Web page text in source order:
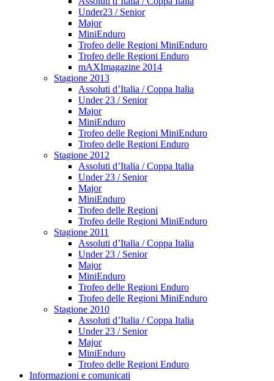
Under23 / Senior
Major
MiniEnduro
Trofeo delle Regioni MiniEnduro
Trofeo delle Regioni Enduro
mAXImagazine 2014
Stagione 2013
Assoluti d’Italia / Coppa Italia
Under 23 / Senior
Major
MiniEnduro
Trofeo delle Regioni MiniEnduro
Trofeo delle Regioni Enduro
Stagione 2012
Assoluti d’Italia / Coppa Italia
Under 23 / Senior
Major
MiniEnduro
Trofeo delle Regioni
Trofeo delle Regioni MiniEnduro
Stagione 2011
Assoluti d’Italia / Coppa Italia
Under 23 / Senior
Major
MiniEnduro
Trofeo delle Regioni Enduro
Trofeo delle Regioni MiniEnduro
Stagione 2010
Assoluti d’Italia / Coppa Italia
Under 23 / Senior
Major
MiniEnduro
Trofeo delle Regioni Enduro
Informazioni e comunicati